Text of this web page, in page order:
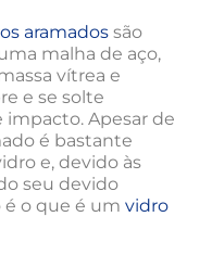
aramados são
malha de aço,
vítrea e
e se solte
Apesar de
é bastante
e, devido às
seu devido
o que é um vidro